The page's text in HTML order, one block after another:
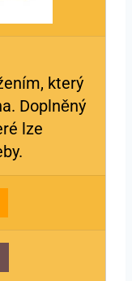
který
Doplněný
lze